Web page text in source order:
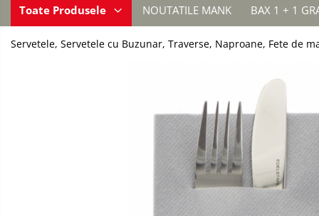
UNI
IMPRIMEU
SERVETELE
NUNTA
Toate Produsele NOUTATILE MANK BAX 1 + 1
Servetele, Servetele cu Buzunar, Traverse, Naproane, Fete de